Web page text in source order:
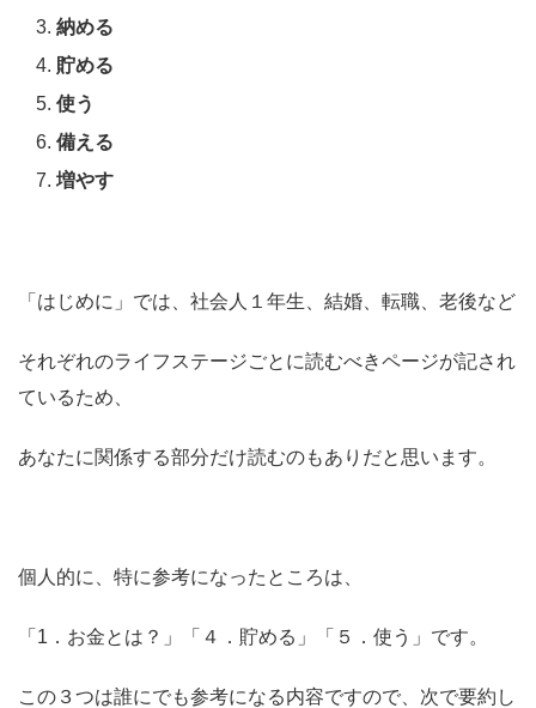
納める
貯める
使う
備える
増やす
「はじめに」では、社会人１年生、結婚、転職、老後など
それぞれのライフステージごとに読むべきページが記され
ているため、
あなたに関係する部分だけ読むのもありだと思います。
個人的に、特に参考になったところは、
「1．お金とは ？ 」「４．貯める」「５．使う」 です。
この３つは誰にでも参考になる内容ですので、次で要約し